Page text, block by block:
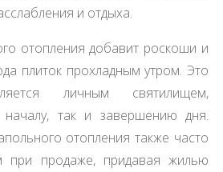
и отдыха.
отопления добавит роскоши и
плиток прохладным утром. Это
личным святилищем,
так и завершению дня.
отопления также часто
при продаже, придавая жилью